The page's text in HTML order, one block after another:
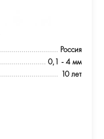
Россия
0,1 - 4 мм
10 лет